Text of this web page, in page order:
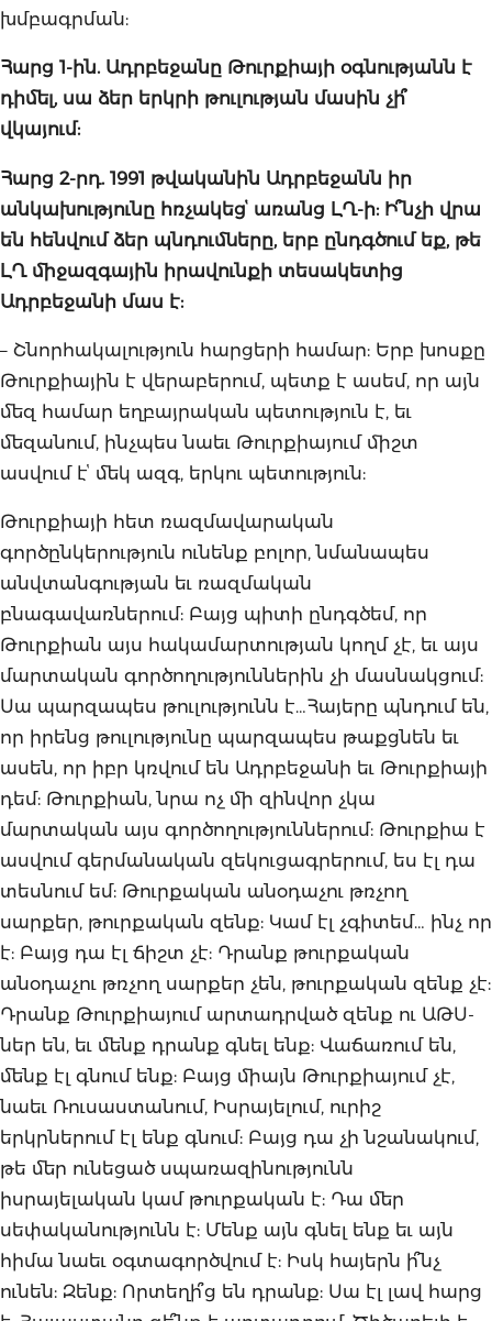
խմբագրման:
Հարց 1-ին. Ադրբեջանը Թուրքիայի օգնությանն է
դիմել, սա ձեր երկրի թուլության մասին չի՞
վկայում:
Հարց 2-րդ. 1991 թվականին Ադրբեջանն իր
անկախությունը հռչակեցՙ առանց ԼՂ-ի: Ի՞նչի վրա
են հենվում ձեր պնդումները, երբ ընդգծում եք, թե
ԼՂ միջազգային իրավունքի տեսակետից
Ադրբեջանի մաս է:
– Շնորհակալություն հարցերի համար: Երբ խոսքը
Թուրքիային է վերաբերում, պետք է ասեմ, որ այն
մեզ համար եղբայրական պետություն է, եւ
մեզանում, ինչպես նաեւ Թուրքիայում միշտ
ասվում էՙ մեկ ազգ, երկու պետություն:
Թուրքիայի հետ ռազմավարական
գործընկերություն ունենք բոլոր, նմանապես
անվտանգության եւ ռազմական
բնագավառներում: Բայց պիտի ընդգծեմ, որ
Թուրքիան այս հակամարտության կողմ չէ, եւ այս
մարտական գործողություններին չի մասնակցում:
Սա պարզապես թուլությունն է…Հայերը պնդում են,
որ իրենց թուլությունը պարզապես թաքցնեն եւ
ասեն, որ իբր կռվում են Ադրբեջանի եւ Թուրքիայի
դեմ: Թուրքիան, նրա ոչ մի զինվոր չկա
մարտական այս գործողություններում: Թուրքիա է
ասվում գերմանական զեկուցագրերում, ես էլ դա
տեսնում եմ: Թուրքական անօդաչու թռչող
սարքեր, թուրքական զենք: Կամ էլ չգիտեմ… ինչ որ
է: Բայց դա էլ ճիշտ չէ: Դրանք թուրքական
անօդաչու թռչող սարքեր չեն, թուրքական զենք չէ:
Դրանք Թուրքիայում արտադրված զենք ու ԱԹՍ-
ներ են, եւ մենք դրանք գնել ենք: Վաճառում են,
մենք էլ գնում ենք: Բայց միայն Թուրքիայում չէ,
նաեւ Ռուսաստանում, Իսրայելում, ուրիշ
երկրներում էլ ենք գնում: Բայց դա չի նշանակում,
թե մեր ունեցած սպառազինությունն
իսրայելական կամ թուրքական է: Դա մեր
սեփականությունն է: Մենք այն գնել ենք եւ այն
հիմա նաեւ օգտագործվում է: Իսկ հայերն ի՞նչ
ունեն: Զենք: Որտեղի՞ց են դրանք: Սա էլ լավ հարց